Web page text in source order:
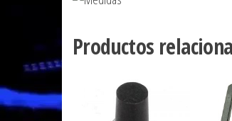
Productos